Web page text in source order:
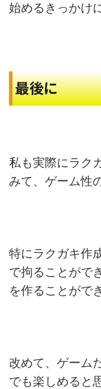
始めるきっかけ
最後に
私も実際にラク
みて、ゲーム性
特にラクガキ作
で拘ることがで
を作ることがで
改めて、ゲーム
でも楽しめると